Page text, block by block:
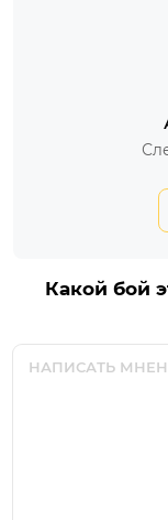
Какой бой